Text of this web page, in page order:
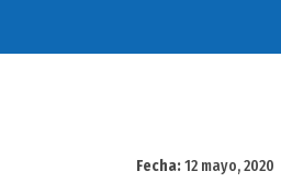
Fecha:12 mayo, 2020